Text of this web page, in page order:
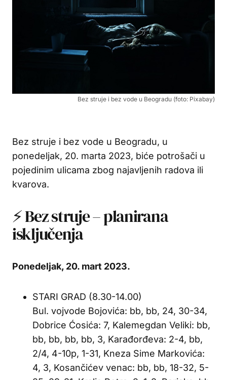
Bez struje i bez vode u Beogradu (foto: Pixabay)
Bez struje i bez vode u Beogradu, u
ponedeljak, 20. marta 2023, biće potrošači u
pojedinim ulicama zbog najavljenih radova ili
kvarova.
⚡ Bez struje – planirana
isključenja
Ponedeljak, 20. mart 2023.
STARI GRAD (8.30-14.00)
Bul. vojvode Bojovića: bb, bb, 24, 30-34,
Dobrice Ćosića: 7, Kalemegdan Veliki: bb,
bb, bb, bb, bb, 3, Karađorđeva: 2-4, bb,
2/4, 4-10p, 1-31, Kneza Sime Markovića:
4, 3, Kosančićev venac: bb, bb, 18-32, 5-